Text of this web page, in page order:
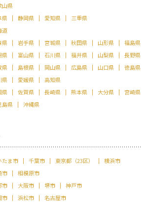
山県
県 静岡県 愛知県 三重県
道
県 岩手県 宮城県 秋田県 山形県 福島県
県 富山県 石川県 福井県 山梨県 長野県
県 島根県 岡山県 広島県 山口県
徳島県
県
愛媛県 高知県
県 佐賀県 長崎県 熊本県 大分県
宮崎県
島県
沖縄県
たま市 千葉市 東京都（23区）
横浜市
市
相模原市
市 大阪市 堺市 神戸市
市 浜松市 名古屋市